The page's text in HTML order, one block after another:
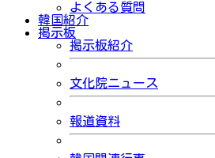
よくある質問
韓国紹介
掲示板
掲示板紹介
文化院ニュース
報道資料